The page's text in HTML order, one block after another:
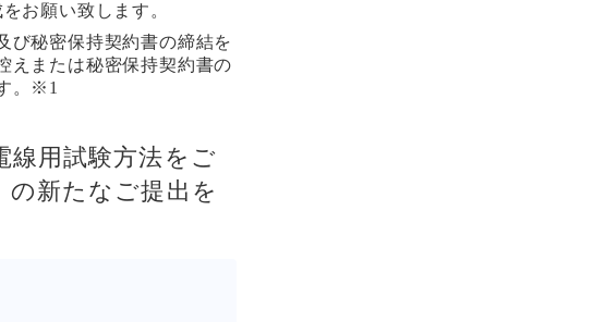
お願い致します。
び秘密保持契約書の締結を
えまたは秘密保持契約書の
。 ※1
線用試験方法をご
の新たなご提出を